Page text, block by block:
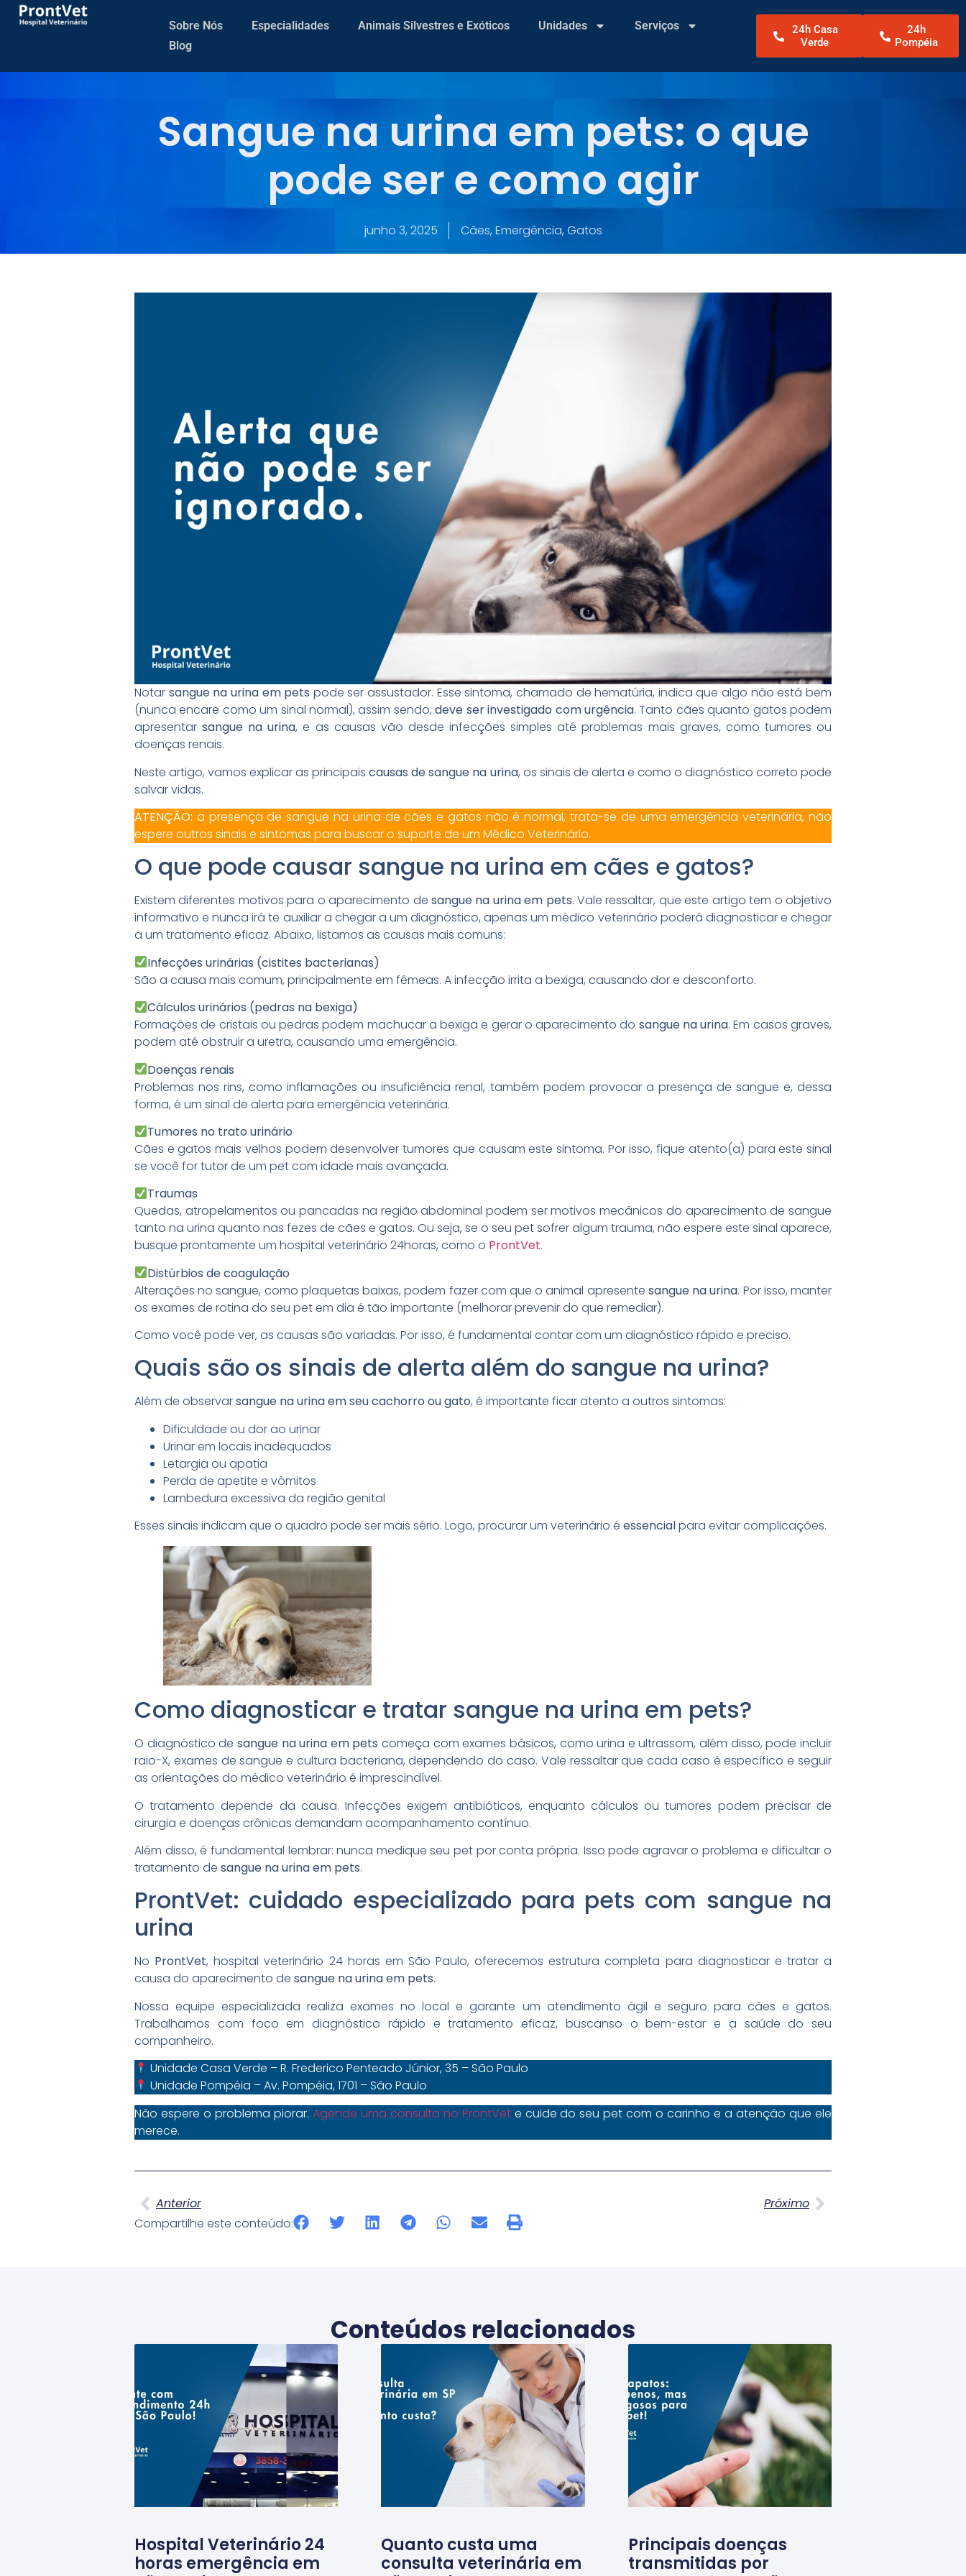
Sobre Nós Especialidades Animais Silvestres e Exóticos Unidades
Serviços
Blog
24h Casa
Verde
24h
Pompéia
Sangue na urina em pets: o que
pode ser e como agir
junho 3, 2025 Cães,Emergência,Gatos
Notar sangue na urina em pets pode ser assustador. Esse sintoma, chamado de hematúria, indica que algo não está bem
(nunca encare como um sinal normal), assim sendo,deve ser investigado com urgência. Tanto cães quanto gatos podem
apresentarsangue na urina, e as causas vão desde infecções simples até problemas mais graves, como tumores ou
doenças renais.
Neste artigo, vamos explicar as principaiscausas de sangue na urina, os sinais de alerta e como o diagnóstico correto pode
salvar vidas.
ATENÇÃO: a presença de sangue na urina de cães e gatos não é normal, trata-se de uma emergência veterinária, não
espere outros sinais e sintomas para buscar o suporte de um Médico Veterinário.
O que pode causar sangue na urina em cães e gatos?
Existem diferentes motivos para o aparecimento de sangue na urina em pets. Vale ressaltar, que este artigo tem o objetivo
informativo e nunca irá te auxiliar a chegar a um diagnóstico, apenas um médico veterinário poderá diagnosticar e chegar
a um tratamento eficaz. Abaixo, listamos as causas mais comuns:
Infecções urinárias (cistites bacterianas)
São a causa mais comum, principalmente em fêmeas. A infecção irrita a bexiga, causando dor e desconforto.
Cálculos urinários (pedras na bexiga)
Formações de cristais ou pedras podem machucar a bexiga e gerar o aparecimento do sangue na urina. Em casos graves,
podem até obstruir a uretra, causando uma emergência.
Doenças renais
Problemas nos rins, como inflamações ou insuficiência renal, também podem provocar a presença de sangue e, dessa
forma, é um sinal de alerta para emergência veterinária.
Tumores no trato urinário
Cães e gatos mais velhos podem desenvolver tumores que causam este sintoma. Por isso, fique atento(a) para este sinal
se você for tutor de um pet com idade mais avançada.
Traumas
Quedas, atropelamentos ou pancadas na região abdominal podem ser motivos mecânicos do aparecimento de sangue
tanto na urina quanto nas fezes de cães e gatos. Ou seja, se o seu pet sofrer algum trauma, não espere este sinal aparece,
busque prontamente um hospital veterinário 24horas, como o ProntVet.
Distúrbios de coagulação
Alterações no sangue, como plaquetas baixas, podem fazer com que o animal apresente sangue na urina. Por isso, manter
os exames de rotina do seu pet em dia é tão importante (melhorar prevenir do que remediar).
Como você pode ver, as causas são variadas. Por isso, é fundamental contar com um diagnóstico rápido e preciso.
Quais são os sinais de alerta além do sangue na urina?
Além de observarsangue na urina em seu cachorro ou gato, é importante ficar atento a outros sintomas:
Dificuldade ou dor ao urinar
Urinar em locais inadequados
Letargia ou apatia
Perda de apetite e vômitos
Lambedura excessiva da região genital
Esses sinais indicam que o quadro pode ser mais sério. Logo, procurar um veterinário é essencialpara evitar complicações.
Como diagnosticar e tratar sangue na urina em pets?
O diagnóstico de sangue na urina em pets começa com exames básicos, como urina e ultrassom, além disso, pode incluir
raio-X, exames de sangue e cultura bacteriana, dependendo do caso. Vale ressaltar que cada caso é específico e seguir
as orientações do médico veterinário é imprescindível.
O tratamento depende da causa. Infecções exigem antibióticos, enquanto cálculos ou tumores podem precisar de
cirurgia e doenças crônicas demandam acompanhamento contínuo.
Além disso, é fundamental lembrar: nunca medique seu pet por conta própria. Isso pode agravar o problema e dificultar o
tratamento de sangue na urina em pets.
ProntVet: cuidado especializado para pets com sangue na
urina
No ProntVet, hospital veterinário 24 horas em São Paulo, oferecemos estrutura completa para diagnosticar e tratar a
causa do aparecimento de sangue na urina em pets.
Nossa equipe especializada realiza exames no local e garante um atendimento ágil e seguro para cães e gatos.
Trabalhamos com foco em diagnóstico rápido e tratamento eficaz, buscanso o bem-estar e a saúde do seu
companheiro.
Unidade Casa Verde – R. Frederico Penteado Júnior, 35 – São Paulo
Unidade Pompéia – Av. Pompéia, 1701 – São Paulo
Não espere o problema piorar. Agende uma consulta no ProntVete cuide do seu pet com o carinho e a atenção que ele
merece.
Anterior
Próximo
Compartilhe este conteúdo:
Conteúdos relacionados
Hospital Veterinário 24
horas emergência em
Quanto custa uma
consulta veterinária em
Principais doenças
transmitidas por